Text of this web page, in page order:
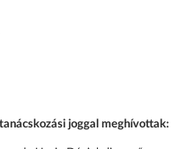
joggal meghívottak: